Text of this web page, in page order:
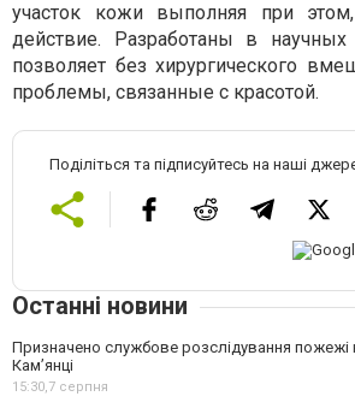
участок кожи выполняя при
действие. Разработаны в научных
позволяет без хирургического
проблемы, связанные с красотой.
Поділіться та підписуйтесь на наші
Останні новини
Призначено службове розслідування пожежі
Кам’янці
15:30,7 серпня